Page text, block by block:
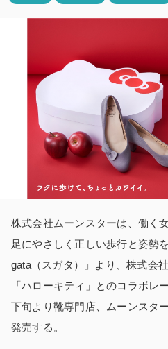
株式会社ムーンスターは、働く
足にやさしく正しい歩行と姿勢
gata（スガタ）」より、株式会
「ハローキティ」とのコラボレ
下旬より靴専門店、ムーンスタ
発売する。